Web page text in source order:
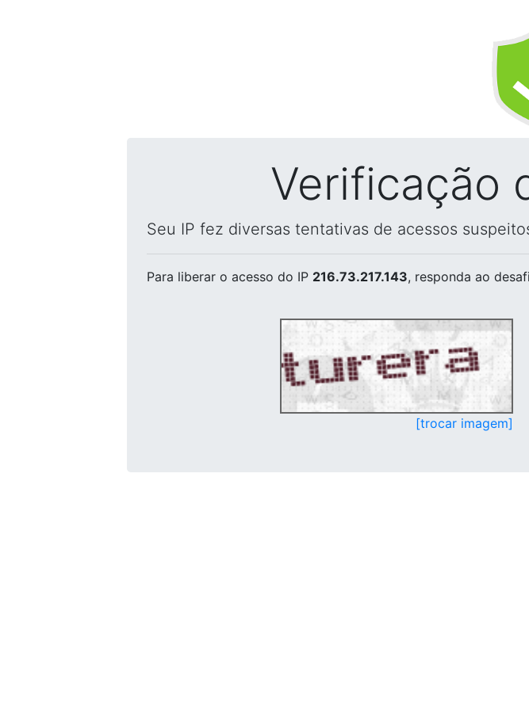
Verificação
Seu IP fez diversas tentativas de acessos
Para liberar o acesso do IP 216.73.217.143, responda ao
[trocar imagem]